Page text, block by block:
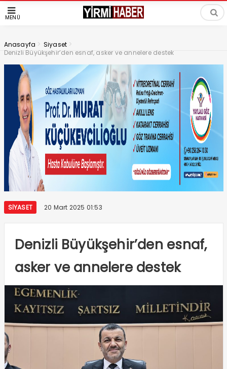
MENÜ
Anasayfa > Siyaset >
Denizli Büyükşehir’den esnaf, asker ve annelere destek
SIYASET 20 Mart 2025 01:53
Denizli Büyükşehir’den esnaf,
asker ve annelere destek